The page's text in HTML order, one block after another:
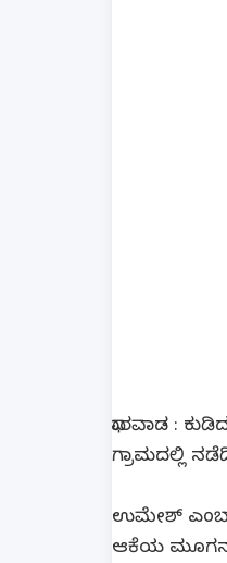
ಧಾರವಾಡ :
ಗ್ರಾಮದಲ್ಲಿ
ಉಮೇಶ್
ಆಕೆಯ